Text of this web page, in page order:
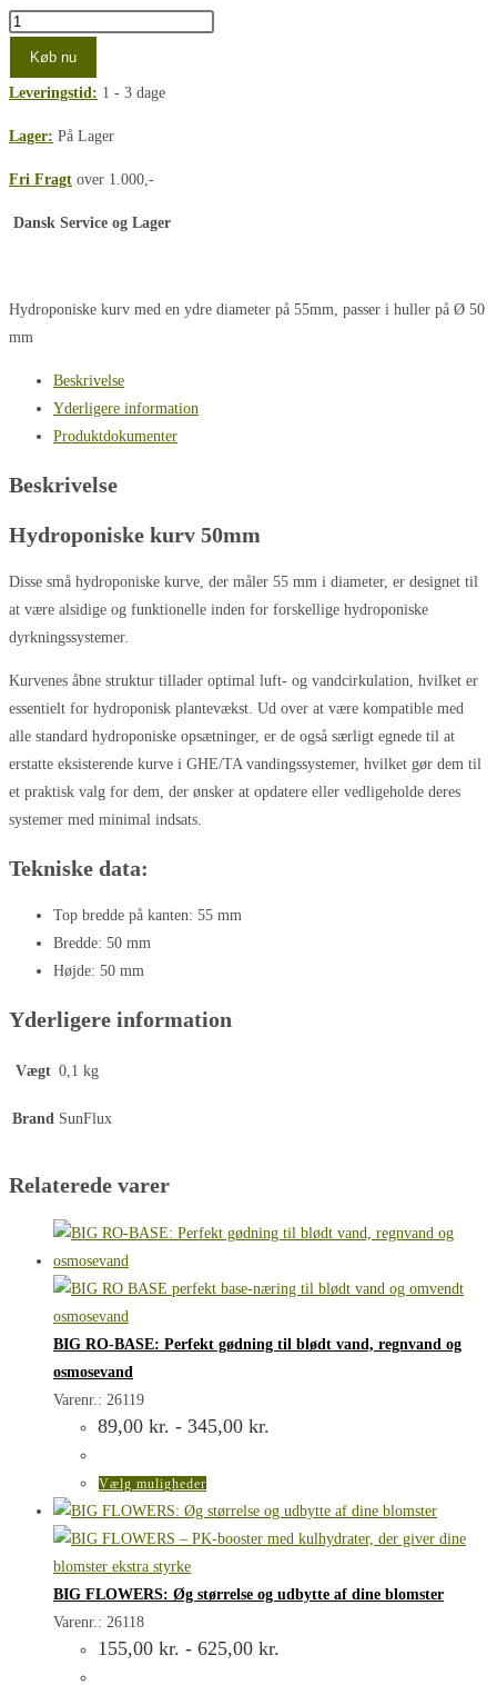
Hydroponiske
kurv
50mm
antal
Køb nu
Leveringstid: 1 - 3 dage
Lager: På Lager
Fri Fragt over 1.000,-
Dansk Service og Lager
Hydroponiske kurv med en ydre diameter på 55mm, passer i huller på Ø 50
mm
Beskrivelse
Yderligere information
Produktdokumenter
Beskrivelse
Hydroponiske kurv 50mm
Disse små hydroponiske kurve, der måler 55 mm i diameter, er designet til
at være alsidige og funktionelle inden for forskellige hydroponiske
dyrkningssystemer.
Kurvenes åbne struktur tillader optimal luft- og vandcirkulation, hvilket er
essentielt for hydroponisk plantevækst. Ud over at være kompatible med
alle standard hydroponiske opsætninger, er de også særligt egnede til at
erstatte eksisterende kurve i GHE/TA vandingssystemer, hvilket gør dem til
et praktisk valg for dem, der ønsker at opdatere eller vedligeholde deres
systemer med minimal indsats.
Tekniske data:
Top bredde på kanten: 55 mm
Bredde: 50 mm
Højde: 50 mm
Yderligere information
Vægt 0,1 kg
Brand SunFlux
Relaterede varer
BIG RO-BASE: Perfekt gødning til blødt vand, regnvand og
osmosevand
Varenr.: 26119
89,00 kr. - 345,00 kr.
Vælg muligheder
vare
har
varianter.
kan
BIG FLOWERS: Øg størrelse og udbytte af dine blomster
Varenr.: 26118
155,00 kr. - 625,00 kr.